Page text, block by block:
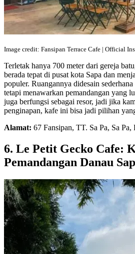
Image credit: Fansipan Terrace Cafe | Official
Terletak hanya 700 meter dari gereja
berada tepat di pusat kota Sapa dan
populer. Ruangannya didesain
tetapi menawarkan pemandangan yang
juga berfungsi sebagai resor, jadi jika
penginapan, kafe ini bisa jadi pilihan
Alamat: 67 Fansipan, TT. Sa Pa, Sa
6. Le Petit Gecko Cafe:
Pemandangan Danau